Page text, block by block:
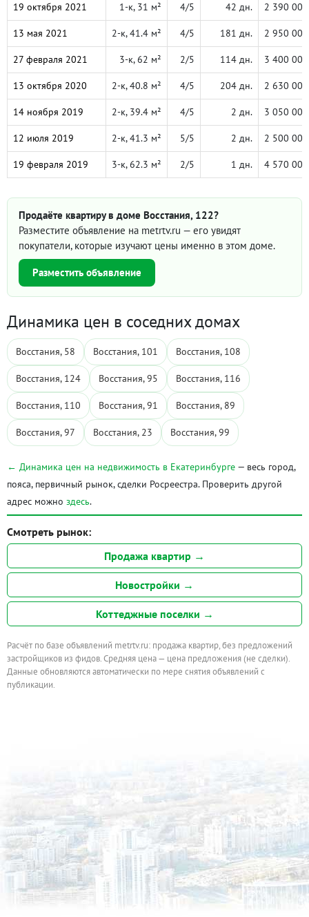
19 октября 2021 1-к, 31 м² 4/5 42 дн. 2 390 000
13 мая 2021 2-к, 41.4 м² 4/5 181 дн. 2 950 000
27 февраля 2021 3-к, 62 м² 2/5 114 дн. 3 400 000
13 октября 2020 2-к, 40.8 м² 4/5 204 дн. 2 630 000
14 ноября 2019 2-к, 39.4 м² 4/5 2 дн. 3 050 000
12 июля 2019 2-к, 41.3 м² 5/5 2 дн. 2 500 000
19 февраля 2019 3-к, 62.3 м² 2/5 1 дн. 4 570 000
Продаёте квартиру в доме Восстания, 122?
Разместите объявление на metrtv.ru — его увидят
покупатели, которые изучают цены именно в этом доме.
Разместить объявление
Динамика цен в соседних домах
Восстания, 58 Восстания, 101 Восстания, 108
Восстания, 124 Восстания, 95 Восстания, 116
Восстания, 110 Восстания, 91 Восстания, 89
Восстания, 97 Восстания, 23 Восстания, 99
← Динамика цен на недвижимость в Екатеринбурге — весь город,
пояса, первичный рынок, сделки Росреестра. Проверить другой
адрес можно здесь.
Смотреть рынок:
Продажа квартир →
Новостройки →
Коттеджные поселки →
Расчёт по базе объявлений metrtv.ru: продажа квартир, без предложений
застройщиков из фидов. Средняя цена — цена предложения (не сделки).
Данные обновляются автоматически по мере снятия объявлений с
публикации.